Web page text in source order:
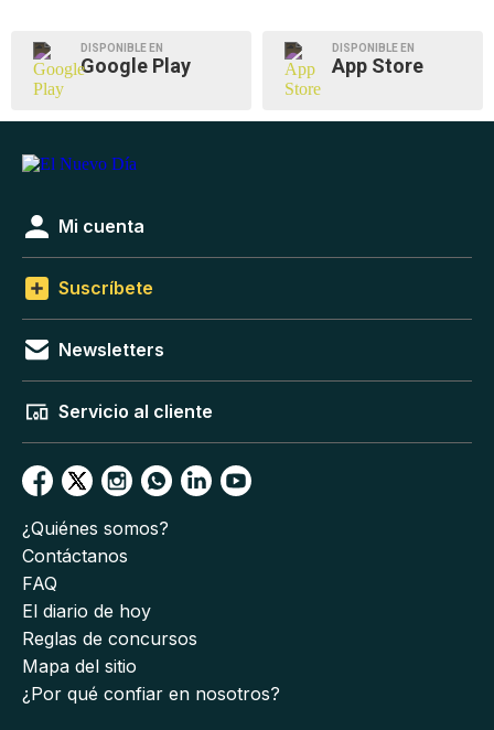
DISPONIBLE EN
Google Play
DISPONIBLE EN
App Store
Mi cuenta
Suscríbete
Newsletters
Servicio al cliente
¿Quiénes somos?
Contáctanos
FAQ
El diario de hoy
Reglas de concursos
Mapa del sitio
¿Por qué confiar en nosotros?